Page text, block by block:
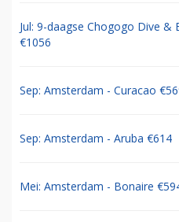
Jul: 9-daagse Chogogo Dive &
€1056
Sep: Amsterdam - Curacao
Sep: Amsterdam - Aruba €614
Mei: Amsterdam - Bonaire